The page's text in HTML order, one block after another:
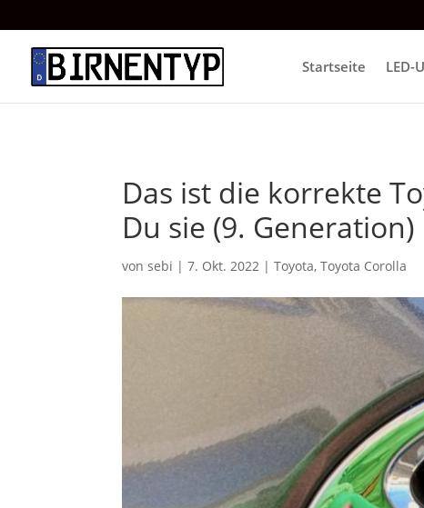
Startseite LED-
Das ist die korrekte
Du sie (9. Generation)
vonsebi |7. Okt. 2022 |Toyota,Toyota Corolla